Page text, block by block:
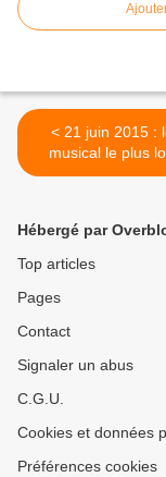
< 21 juin 2015 : le jour
musical le plus
François
Hébergé par
Top articles
Pages
Contact
Signaler un abus
C.G.U.
Cookies et données
Préférences cookies